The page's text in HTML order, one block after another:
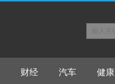
财经 汽车 健康